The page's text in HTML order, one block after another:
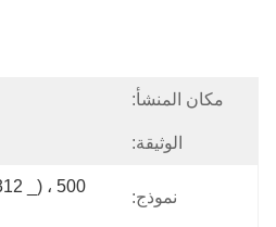
مكان المنشأ:
الوثيقة:
نموذج: